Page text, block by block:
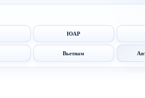
ЮАР
Вьетнам